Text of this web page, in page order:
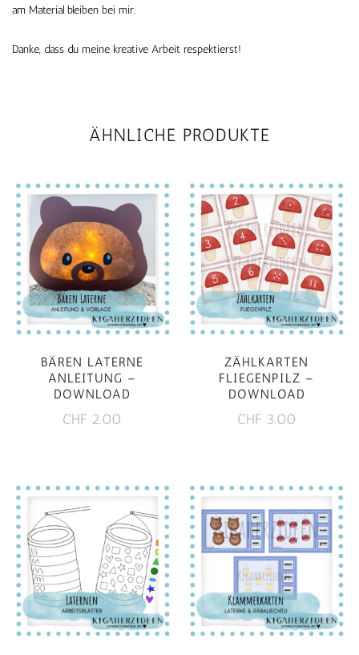
am Material bleiben bei mir.
Danke, dass du meine kreative Arbeit respektierst!
ÄHNLICHE PRODUKTE
BÄREN LATERNE
ANLEITUNG –
DOWNLOAD
CHF 2.00
ZÄHLKARTEN
FLIEGENPILZ –
DOWNLOAD
CHF 3.00